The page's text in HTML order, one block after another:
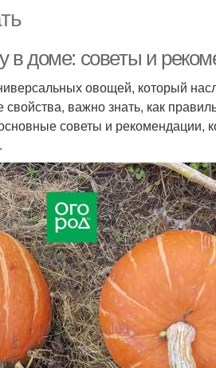
в доме: советы и
овощей, который
важно знать, как
советы и рекомендации,